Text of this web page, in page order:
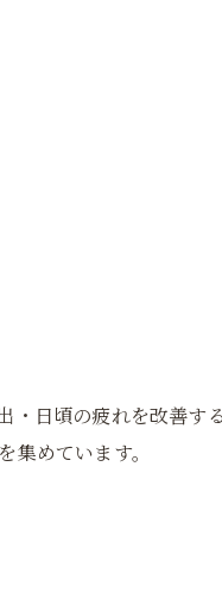
・日頃の疲れを改善す
めています。